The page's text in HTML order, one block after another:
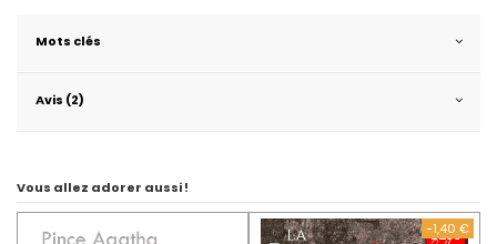
Mots clés
Avis (2)
Vous allez adorer aussi !
-1,40 €